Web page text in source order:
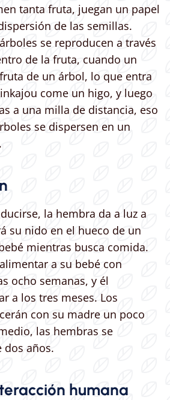
tanta fruta, juegan un papel
de las semillas.
se reproducen a través
de la fruta, cuando un
de un árbol, lo que entra
come un higo, y luego
a una milla de distancia, eso
se dispersen en un
la hembra da a luz a
su nido en el hueco de un
mientras busca comida.
a su bebé con
ocho semanas, y él
a los tres meses. Los
con su madre un poco
las hembras se
dos años.
humana